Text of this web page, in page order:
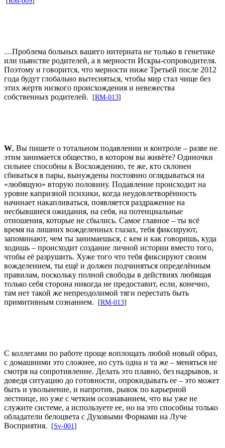
…Проблема больных вашего интерната не только в генетике
или пьянстве родителей, а в мерности Искры-сопроводителя.
Поэтому и говорится, что мерности ниже Третьей после 2012
года будут глобально вытесняться, чтобы мир стал чище без
этих жертв низкого происхождения и невежества
собственных родителей.
[RM-013]
W, Вы пишете о тотальном подавлении и контроле – разве не
этим занимается общество, в котором вы живёте? Одиночки
сильнее способны к Восхождению, те же, кто склонен
сбиваться в пары, вынуждены постоянно оглядываться на
«любящую» вторую половину. Подавление происходит на
уровне капризной психики, когда неудовлетворённость
начинает накапливаться, появляется раздражение на
несбывшиеся ожидания, на себя, на потенциальные
отношения, которые не сбылись. Самое главное – ты всё
время на лишних вожделенных глазах, тебя фиксируют,
запоминают, чем ты занимаешься, с кем и как говоришь, куда
ходишь – происходит создание личной истории вместо того,
чтобы её разрушить. Хуже того что тебя фиксируют своим
вожделением, ты ещё и должен подчиняться определённым
правилам, поскольку полной свободы в действиях любящая
только себя сторона никогда не предоставит, если, конечно,
там нет такой же непреодолимой тяги перестать быть
примитивным сознанием.
[RM-013]
С коллегами по работе проще воплощать любой новый образ,
с домашними это сложнее, но суть одна и та же – меняться не
смотря на сопротивление. Делать это плавно, без надрывов, и
доведя ситуацию до готовности, опрокидывать ее – это может
быть и увольнение, и напротив, рывок по карьерной
лестнице, но уже с четким осознаванием, что вы уже не
служите системе, а используете ее, но на это способны только
обладатели белоцвета с Духовыми Формами на Луче
Восприятия.
[Sv-001 ]